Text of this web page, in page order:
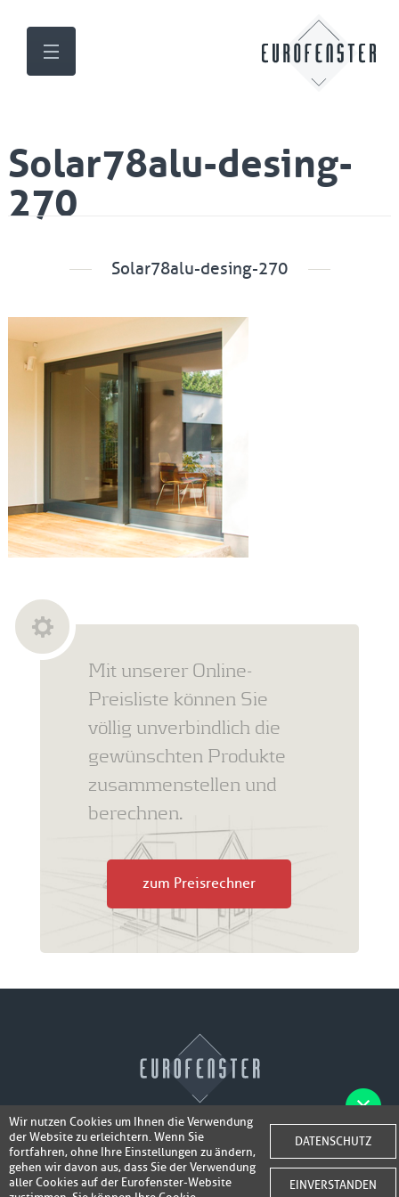
Solar78alu-desing-
270
Solar78alu-desing-270
Wir nutzen Cookies um Ihnen die Verwendung
der Website zu erleichtern. Wenn Sie
fortfahren, ohne Ihre Einstellungen zu ändern,
gehen wir davon aus, dass Sie der Verwendung
aller Cookies auf der Eurofenster-Website
DATENSCHUTZ
EINVERSTANDEN
Fotos der Fenster/Elemente per WhatsApp
senden und ein Super-Angebotinkl. 50,-
bis 100,- EURGutschrift erhalten!
Mit unserer Online-
Preisliste können Sie
völlig unverbindlich die
gewünschten Produkte
zusammenstellen und
berechnen.
zum Preisrechner
© 2026 Eurofenster
Webdesign byWebidea Advance